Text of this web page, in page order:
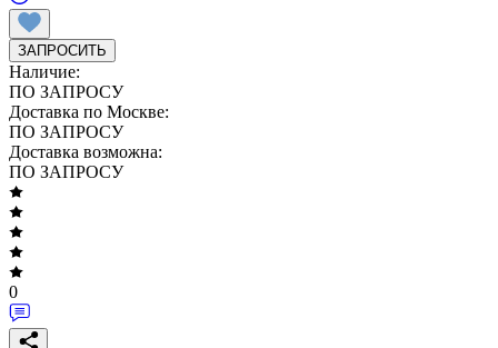
ЗАПРОСИТЬ
Наличие:
ПО ЗАПРОСУ
Доставка по Москве:
ПО ЗАПРОСУ
Доставка возможна:
ПО ЗАПРОСУ
0